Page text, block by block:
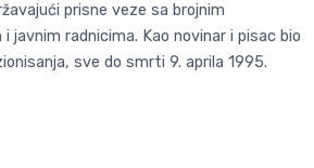
prisne veze sa brojnim
javnim radnicima. Kao novinar i pisac bio
sve do smrti 9. aprila 1995.